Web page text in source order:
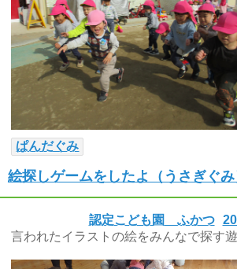
ぱんだぐみ
絵探しゲームをしたよ（うさぎぐみ
認定こども園 ふかつ
言われたイラストの絵をみんなで探す